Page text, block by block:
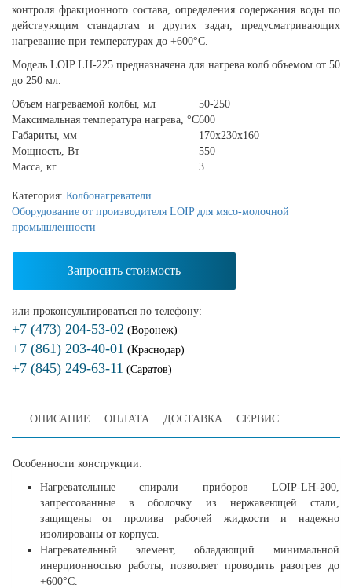
контроля фракционного состава, определения содержания воды по
действующим стандартам и других задач, предусматривающих
нагревание при температурах до +600°С.
Модель LOIP LH-225 предназначена для нагрева колб объемом от 50
до 250 мл.
Объем нагреваемой колбы, мл
50-250
Максимальная температура нагрева, °С600
Габариты, мм
170х230х160
Мощность, Вт
550
Масса, кг
3
Категория: Колбонагреватели
Оборудование от производителя LOIP для мясо-молочной
промышленности
Запросить стоимость
или проконсультироваться по телефону:
+7 (473) 204-53-02 (Воронеж)
+7 (861) 203-40-01 (Краснодар)
+7 (845) 249-63-11 (Саратов)
ОПИСАНИЕ ОПЛАТА ДОСТАВКА СЕРВИС
Особенности конструкции:
Нагревательные спирали приборов LOIP-LH-200,
запрессованные в оболочку из нержавеющей стали,
защищены от пролива рабочей жидкости и надежно
изолированы от корпуса.
Нагревательный элемент, обладающий минимальной
инерционностью работы, позволяет проводить разогрев до
+600°С.